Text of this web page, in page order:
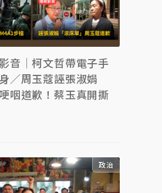
音｜柯文哲帶電子手
／周玉蔻誣張淑娟
咽道歉！蔡玉真開撕
政治